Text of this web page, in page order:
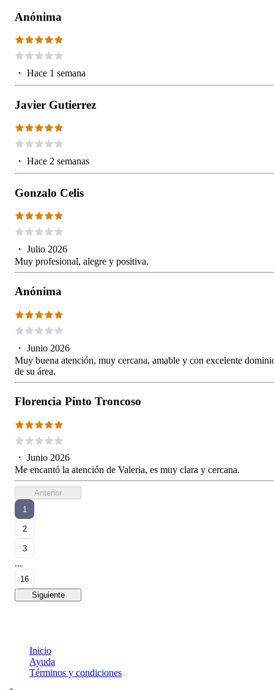
Anónima
・ Hace 1 semana
Javier Gutierrez
・ Hace 2 semanas
Gonzalo Celis
・ Julio 2026
Muy profesional, alegre y positiva.
Anónima
・ Junio 2026
Muy buena atención, muy cercana, amable y con excelente
de su área.
Florencia Pinto Troncoso
・ Junio 2026
Me encantó la atención de Valeria, es muy clara y cercana.
Anterior
1
2
3
...
16
Siguiente
Inicio
Ayuda
Términos y condiciones